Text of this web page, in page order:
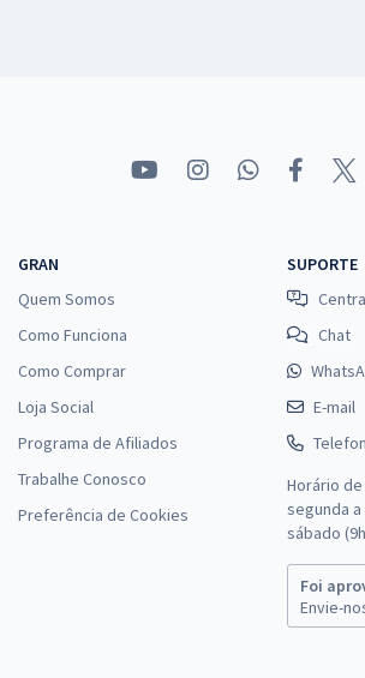
GRAN
Quem Somos
Como Funciona
Como Comprar
Loja Social
Programa de Afiliados
Trabalhe Conosco
Preferência de Cookies
SUPORTE
Chat
E-mail
Horário
segunda a
sábado
Foi
Envie-